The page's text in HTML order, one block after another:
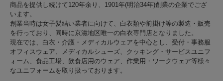
商品を提供し続けて120年余り、1901年(明治34年)創業の企業でござ
います。
創業当時は女子髪結い業者に向けて、白衣類や前掛け等の製造・販売
を行っており、同時に京滋地区唯一の白衣専門店となりました。
現在では、白衣・介護・メディカルウェアを中心とし、受付・事務服
オフィスウェア、メディカルシューズ、クッキング・サービスユニフ
ォーム、食品工場、飲食店用のウェア、作業用・ワークウェア等様々
なユニフォームを取り扱っております。